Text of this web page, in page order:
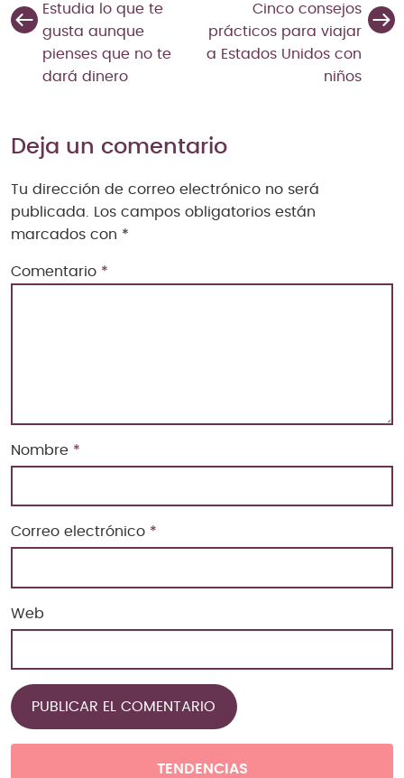
Estudia lo que te
gusta aunque
pienses que no te
dará dinero
Cinco consejos
prácticos para viajar
a Estados Unidos con
niños
Deja un comentario
Tu dirección de correo electrónico no será
publicada.
Los campos obligatorios están
marcados con *
Comentario *
Nombre *
Correo electrónico *
Web
TENDENCIAS